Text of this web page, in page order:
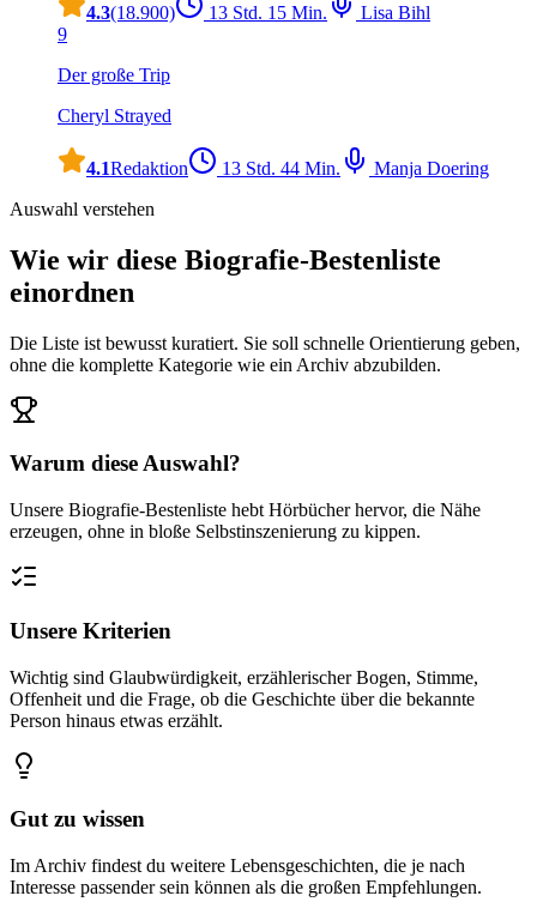
4.3(18.900) 13 Std. 15 Min.
Lisa Bihl
9
Der große Trip
Cheryl Strayed
4.1Redaktion 13 Std. 44 Min.
Manja Doering
Auswahl verstehen
Wie wir diese Biografie-Bestenliste
einordnen
Die Liste ist bewusst kuratiert. Sie soll schnelle Orientierung geben,
ohne die komplette Kategorie wie ein Archiv abzubilden.
Warum diese Auswahl?
Unsere Biografie-Bestenliste hebt Hörbücher hervor, die Nähe
erzeugen, ohne in bloße Selbstinszenierung zu kippen.
Unsere Kriterien
Wichtig sind Glaubwürdigkeit, erzählerischer Bogen, Stimme,
Offenheit und die Frage, ob die Geschichte über die bekannte
Person hinaus etwas erzählt.
Gut zu wissen
Im Archiv findest du weitere Lebensgeschichten, die je nach
Interesse passender sein können als die großen Empfehlungen.